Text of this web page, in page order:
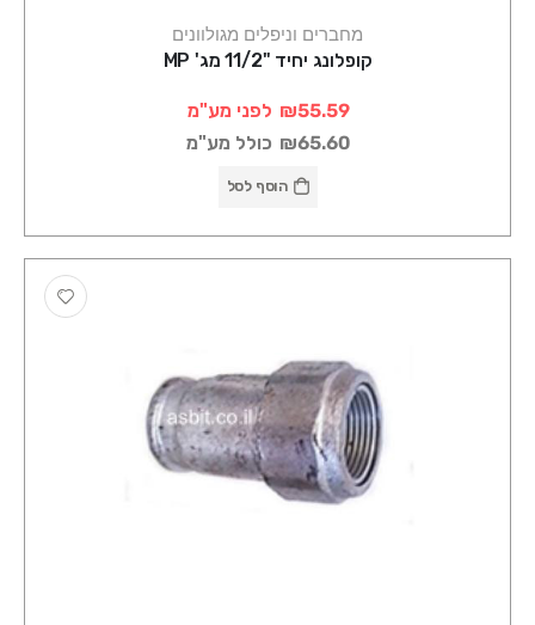
מחברים וניפלים מגולוונים
קופלונג יחיד "11/2 מג' MP
₪55.59 לפני מע"מ
₪65.60 כולל מע"מ
הוסף לסל